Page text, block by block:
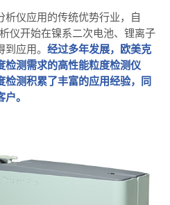
仪应用的传统优势行业，自
仪开始在镍系二次电池、锂离子
到应用。经过多年发展，欧美克
检测需求的高性能粒度检测仪
检测积累了丰富的应用经验，同
。